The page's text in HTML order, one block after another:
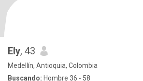
Ely, 43
Medellín, Antioquia, Colombia
Buscando: Hombre 36 - 58